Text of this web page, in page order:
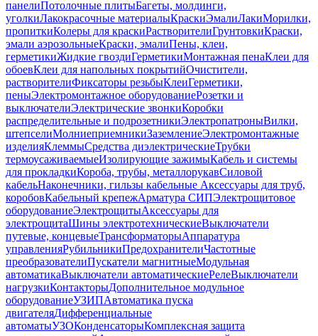
панелиПотолочные плитыБагеты, молдинги,
уголкиЛакокрасочные материалыКраскиЭмалиЛакиМорилки,
пропиткиКолеры для краскиРастворителиГрунтовкиКраски,
эмали аэрозольныеКраски, эмалиПены, клеи,
герметикиЖидкие гвоздиГерметикиМонтажная пенаКлеи для
обоевКлеи для напольных покрытийОчистители,
растворителиФиксаторы резьбыКлеиГерметики,
пеныЭлектромонтажное оборудованиеРозетки и
выключателиЭлектрические звонкиКоробки
распределительные и подрозетникиЭлектропатроныВилки,
штепселиМолниеприемникиЗаземлениеЭлектромонтажные
изделияКлеммыСредства диэлектрическиеТрубки
термоусаживаемыеИзолирующие зажимыКабель и системы
для прокладкиКороба, трубы, металлорукавСиловой
кабельНаконечники, гильзы кабельные Аксессуары для труб,
коробовКабельный крепежАрматура СИПЭлектрощитовое
оборудованиеЭлектрощитыАксессуары для
электрощитаШины электротехническиеВыключатели
путевые, концевыеТрансформаторыАппаратура
управленияРубильникиПредохранителиЧастотные
преобразователиПускатели магнитныеМодульная
автоматикаВыключатели автоматическиеРелеВыключатели
нагрузкиКонтакторыДополнительное модульное
оборудованиеУЗИПАвтоматика пуска
двигателяДифференциальные
автоматыУЗОКонденсаторыКомплексная защита